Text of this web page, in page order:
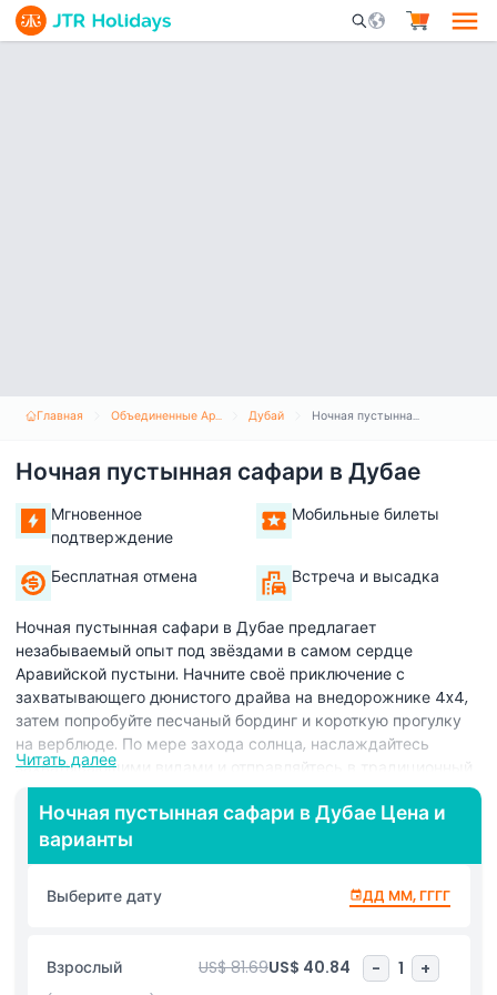
Mobile Search
Главная Объединенные Арабские Эмираты Дубай Ночная пустынная сафари в Дубае
Ночная пустынная сафари в Дубае
Мгновенное
подтверждение
Мобильные билеты
Бесплатная отмена Встреча и высадка
Ночная пустынная сафари в Дубае предлагает
незабываемый опыт под звёздами в самом сердце
Аравийской пустыни. Начните своё приключение с
захватывающего дюнистого драйва на внедорожнике 4x4,
затем попробуйте песчаный бординг и короткую прогулку
на верблюде. По мере захода солнца, наслаждайтесь
захватывающими видами и отправляйтесь в традиционный
бедуинский пустынный лагерь. Насладитесь вкусным
барбекю с вегетарианскими и невегетарианскими блюдами
в сопровождении живых развлечений, таких как танец
Танура, огненное шоу и танец живота. Расслабьтесь в
спокойной атмосфере с арабским кофе, финиками и шишей
(доступной в специально отведённой зоне). После вечерних
оснащённом спальниками, одеялами и палатками.
Испытайте тишину пустыни, наблюдайте за звёздами на
Читать далее
Ночная пустынная сафари в Дубае Цена и
варианты
Выберите дату ДД ММ, ГГГГ
Взрослый US$ 81.69US$ 40.84 - 1 +